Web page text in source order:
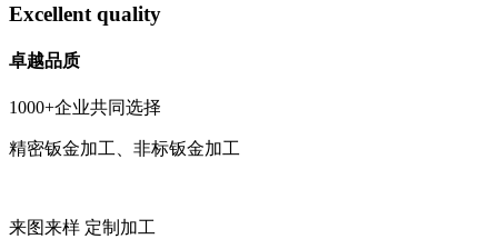
Excellent quality
卓越品质
1000+企业共同选择
精密钣金加工、非标钣金加工
来图来样 定制加工